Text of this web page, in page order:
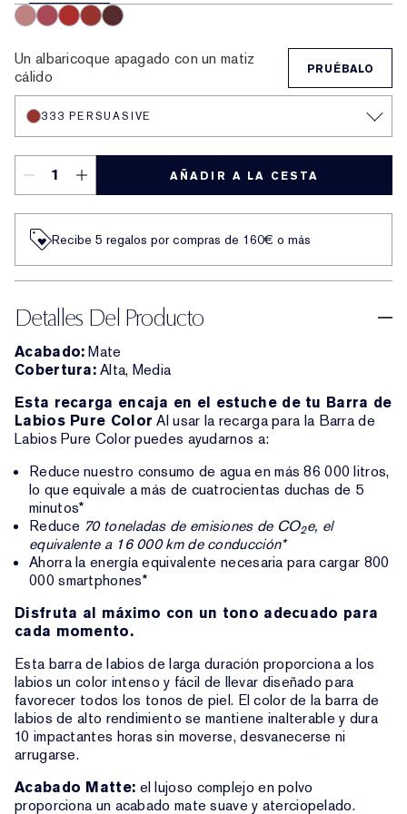
Un albaricoque apagado con un matiz
cálido
PRUÉBALO
333 PERSUASIVE
AÑADIR A LA CESTA
Recibe 5 regalos por compras de 160€ o más
Detalles Del Producto
Acabado: Mate
Cobertura:Alta, Media
Esta recarga encaja en el estuche de tu Barra de
Labios Pure Color Al usar la recarga para la Barra de
Labios Pure Color puedes ayudarnos a:
Reduce nuestro consumo de agua en más 86 000 litros,
lo que equivale a más de cuatrocientas duchas de 5
minutos*
Reduce 70 toneladas de emisiones de CO2e, el
equivalente a 16 000 km de conducción*
Ahorra la energía equivalente necesaria para cargar 800
000 smartphones*
Disfruta al máximo con un tono adecuado para
cada momento.
Esta barra de labios de larga duración proporciona a los
labios un color intenso y fácil de llevar diseñado para
favorecer todos los tonos de piel. El color de la barra de
labios de alto rendimiento se mantiene inalterable y dura
10 impactantes horas sin moverse, desvanecerse ni
arrugarse.
Acabado Matte: el lujoso complejo en polvo
proporciona un acabado mate suave y aterciopelado.